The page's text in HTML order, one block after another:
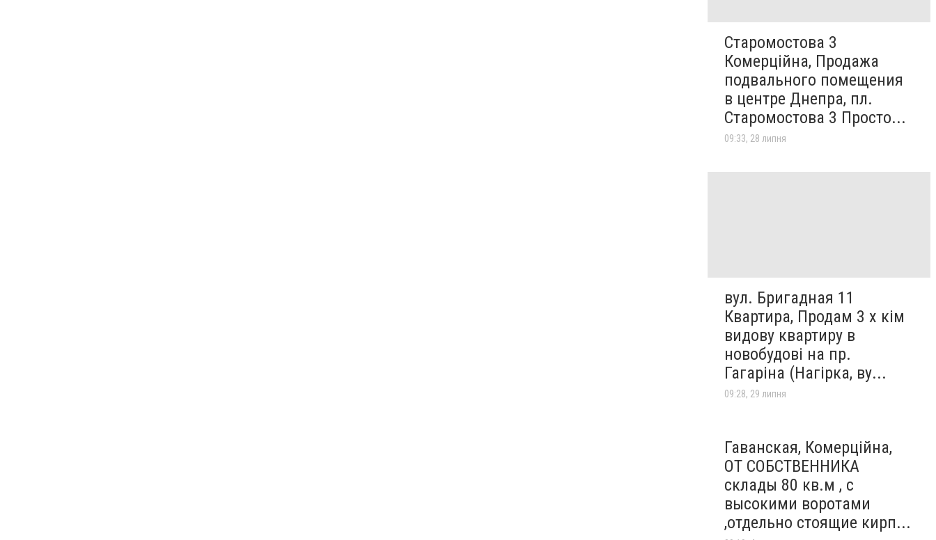
Старомостова 3
Комерційна, Продажа
подвального помещения
в центре Днепра, пл.
Старомостова 3 Просто...
09:33, 28 липня
вул. Бригадная 11
Квартира, Продам 3 х кім
видову квартиру в
новобудові на пр.
Гагаріна (Нагірка, ву...
09:28, 29 липня
Гаванская, Комерційна,
ОТ СОБСТВЕННИКА
склады 80 кв.м , c
высокими воротами
,отдельно стоящие кирп...